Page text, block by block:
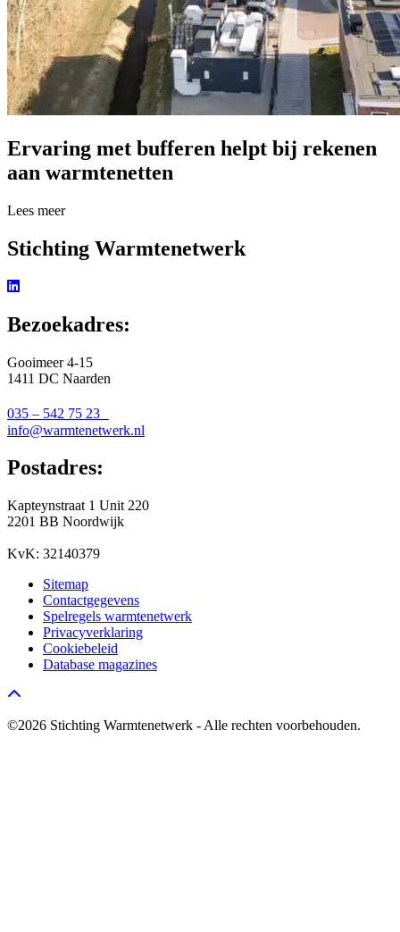
Ervaring met bufferen helpt bij rekenen
aan warmtenetten
Lees meer over Ervaring met bufferen helpt bij rekenen aan
Lees meer
Stichting Warmtenetwerk
Bezoekadres:
Gooimeer 4-15
1411 DC Naarden
035 – 542 75 23
info@warmtenetwerk.nl
Postadres:
Kapteynstraat 1 Unit 220
2201 BB Noordwijk
KvK: 32140379
Sitemap
Contactgegevens
Spelregels warmtenetwerk
Privacyverklaring
Cookiebeleid
Database magazines
©2026 Stichting Warmtenetwerk - Alle rechten voorbehouden.